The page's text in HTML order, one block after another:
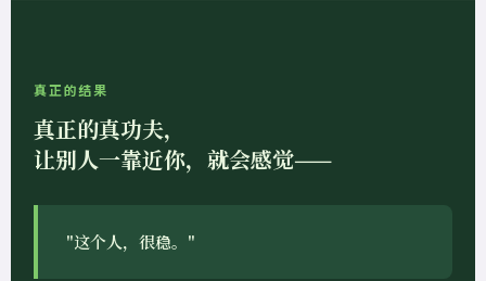
真正的结果
真正的真功夫，
让别人一靠近你，就会感觉——
"这个人，很稳。"